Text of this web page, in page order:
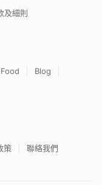
及細則
Food
Blog
策 聯絡我們